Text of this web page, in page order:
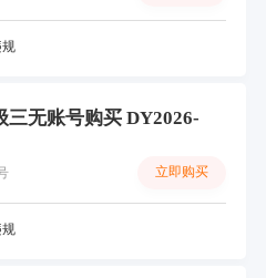
三无账号购买 DY2026-
立即购买